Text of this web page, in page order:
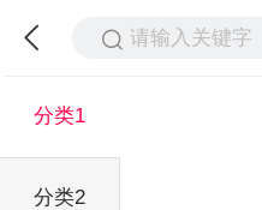
请输入关键字
分类1
分类2